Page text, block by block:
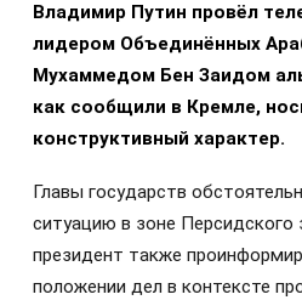
Владимир Путин провёл
лидером Объединённых
Мухаммедом Бен Заидом
как сообщили в Кремле,
конструктивный характер.
Главы государств
ситуацию в зоне Персидского
президент также
положении дел в контексте